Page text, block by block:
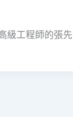
級工程師的張先